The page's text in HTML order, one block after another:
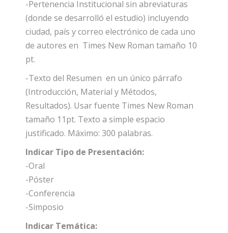
-Pertenencia Institucional sin abreviaturas
(donde se desarrolló el estudio) incluyendo
ciudad, país y correo electrónico de cada uno
de autores en Times New Roman tamaño 10
pt.
-Texto del Resumen en un único párrafo
(Introducción, Material y Métodos,
Resultados). Usar fuente Times New Roman
tamaño 11pt. Texto a simple espacio
justificado. Máximo: 300 palabras.
Indicar Tipo de Presentación:
-Oral
-Póster
-Conferencia
-Simposio
Indicar Temática: